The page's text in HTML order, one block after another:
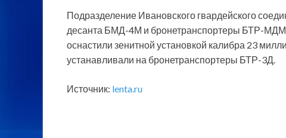
Подразделение Ивановского гвардейского
десанта БМД-4М и бронетранспортеры БТР-МДМ
оснастили зенитной установкой калибра 23
устанавливали на бронетранспортеры БТР-3Д.
Источник: lenta.ru